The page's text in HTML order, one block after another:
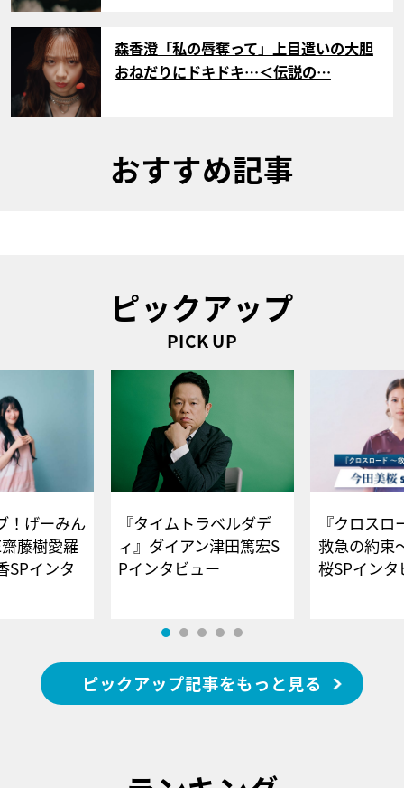
サムネイル
森香澄「私の唇奪って」上目遣いの大胆
おねだりにドキドキ…＜伝説の…
おすすめ記事
ピックアップ
PICK UP
！げーみん
藤樹愛羅
SPインタ
『タイムトラベルダデ
ィ』ダイアン津田篤宏S
Pインタビュー
『クロス
救急の約束
桜SPイ
ピックアップ記事をもっと見る